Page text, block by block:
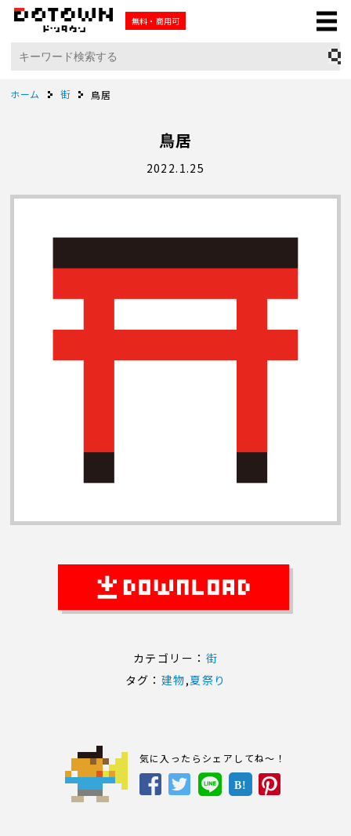
無料・商用可
ホーム 街 鳥居
鳥居
2022.1.25
カテゴリー： 街
タグ： 建物,夏祭り
気に入ったらシェアしてね～！
B!